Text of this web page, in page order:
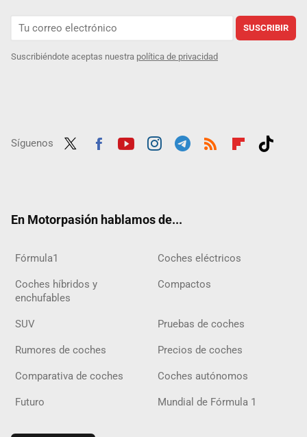
SUSCRIBIR
Suscribiéndote aceptas nuestra política de privacidad
Síguenos
En Motorpasión hablamos de...
Fórmula1 Coches eléctricos
Coches híbridos y
enchufables
Compactos
SUV Pruebas de coches
Rumores de coches Precios de coches
Comparativa de coches Coches autónomos
Futuro Mundial de Fórmula 1